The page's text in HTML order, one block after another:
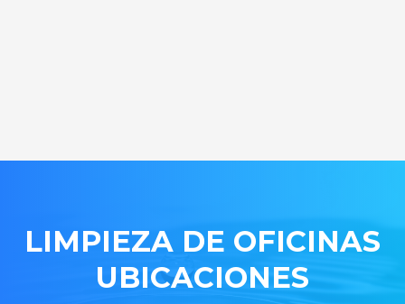
LIMPIEZA DE OFICINAS
UBICACIONES